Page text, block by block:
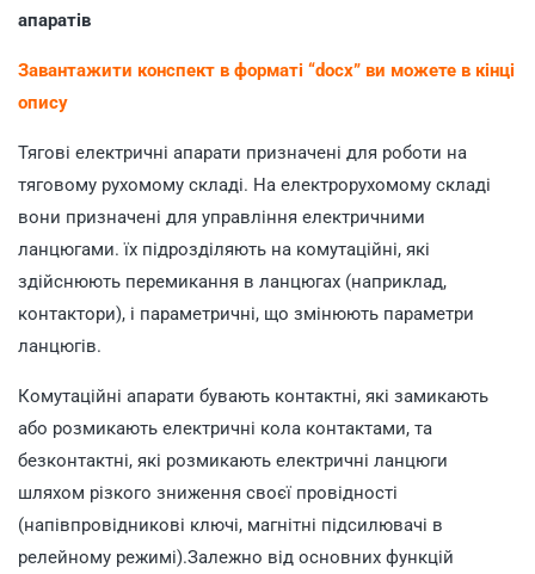
апаратів
Завантажити конспект в форматі “docx” ви можете в кінці
опису
Тягові електричні апарати призначені для роботи на
тяговому рухомому складі. На електрорухомому складі
вони призначені для управління електричними
ланцюгами. їх підрозділяють на комутаційні, які
здійснюють перемикання в ланцюгах (наприклад,
контактори), і параметричні, що змінюють параметри
ланцюгів.
Комутаційні апарати бувають контактні, які замикають
або розмикають електричні кола контактами, та
безконтактні, які розмикають електричні ланцюги
шляхом різкого зниження своєї провідності
(напівпровідникові ключі, магнітні підсилювачі в
релейному режимі).Залежно від основних функцій